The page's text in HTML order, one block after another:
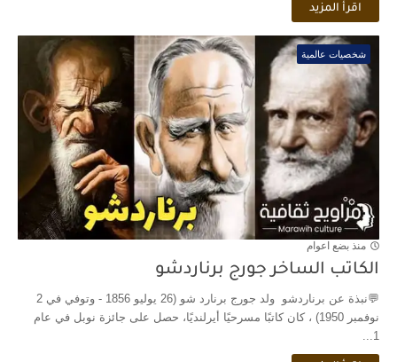
اقرأ المزيد
شخصيات عالمية
منذ بضع اعوام
الكاتب الساخر جورج برناردشو
💬نبذة عن برناردشو ولد جورج برنارد شو (26 يوليو 1856 - وتوفي في 2
نوفمبر 1950) ، كان كاتبًا مسرحيًا أيرلنديًا، حصل على جائزة نوبل في عام
1...